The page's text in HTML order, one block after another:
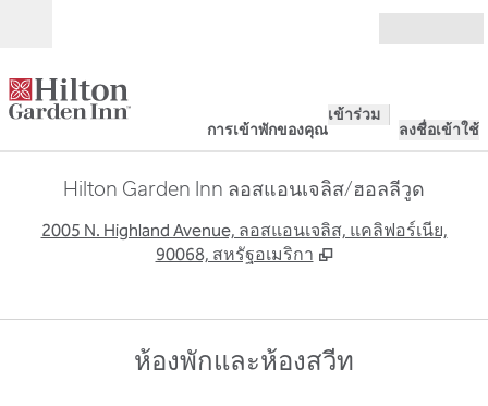
การเข้าพักของคุณ
เข้าร่วม
ลงชื่อเข้าใช้
Hilton Garden Inn ลอสแอนเจลิส/ฮอลลีวูด
2005 N. Highland Avenue, ลอสแอนเจลิส, แคลิฟอร์เนีย,
90068, สหรัฐอเมริกา
ห้องพักและห้องสวีท